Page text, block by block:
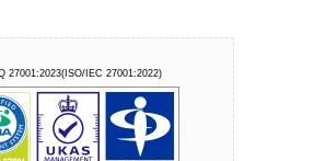
27001:2023(ISO/IEC 27001:2022)